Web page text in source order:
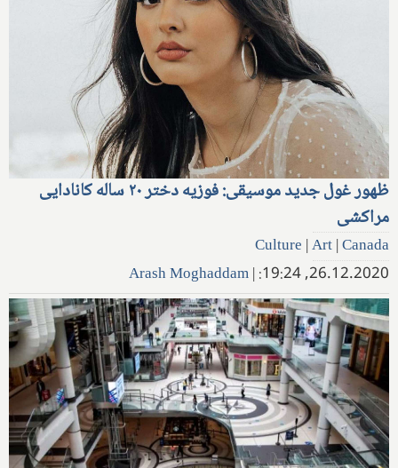
ظهور غول جدید موسیقی: فوزیه دختر ۲۰ ساله کانادایی
مراکشی
Culture |Art|Canada
26.12.2020, 19:24:
|
Arash Moghaddam